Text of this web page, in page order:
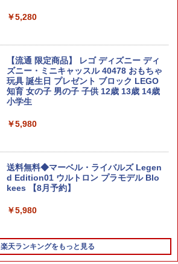
￥5,280
【流通 限定商品】 レゴ ディズニー ディ
ズニー・ミニキャッスル 40478 おもちゃ
玩具 誕生日 プレゼント ブロック LEGO
知育 女の子 男の子 子供 12歳 13歳 14歳
小学生
￥5,980
送料無料◆マーベル・ライバルズ Legen
d Edition01 ウルトロン プラモデル Blo
kees 【8月予約】
￥5,980
楽天ランキングをもっと見る